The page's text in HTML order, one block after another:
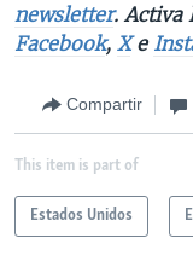
newsletter. Activa
Facebook, Xe
Compartir
This item is part of
Estados Unidos